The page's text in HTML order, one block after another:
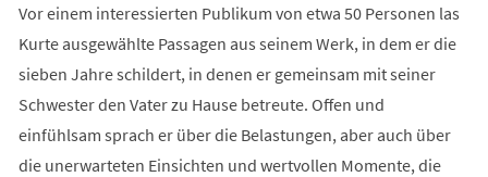
Vor einem interessierten Publikum von etwa 50 Personen las
Kurte ausgewählte Passagen aus seinem Werk, in dem er die
sieben Jahre schildert, in denen er gemeinsam mit seiner
Schwester den Vater zu Hause betreute. Offen und
einfühlsam sprach er über die Belastungen, aber auch über
die unerwarteten Einsichten und wertvollen Momente, die